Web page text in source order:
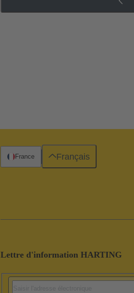
Lettre d'information HARTING
France Français